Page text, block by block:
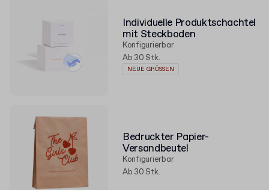
Individuelle Produktschachtel
mit Steckboden
Konfigurierbar
Ab 30 Stk.
NEUE GRÖSSEN
Bedruckter Papier-
Versandbeutel
Konfigurierbar
Ab 30 Stk.